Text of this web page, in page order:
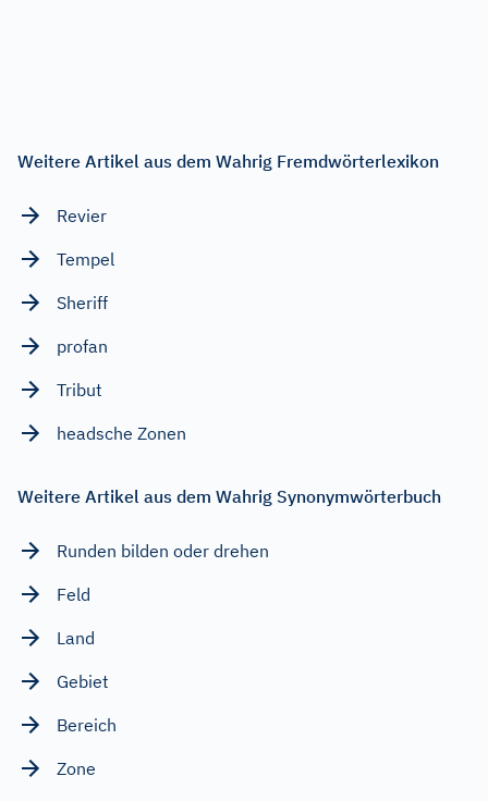
Weitere Artikel aus dem Wahrig Fremdwörterlexikon
Revier
Tempel
Sheriff
profan
Tribut
headsche Zonen
Weitere Artikel aus dem Wahrig Synonymwörterbuch
Runden bilden oder drehen
Feld
Land
Gebiet
Bereich
Zone